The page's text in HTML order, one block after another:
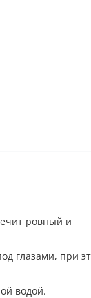
ровный и
глазами, при
водой.